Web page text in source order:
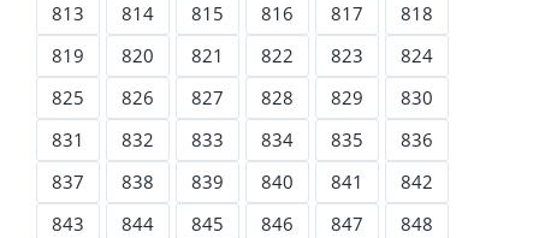
813
814 815 816 817
818
819
820 821 822 823
824
825
826 827 828 829
830
831
832 833 834 835
836
837
838 839 840 841
842
843
844 845 846 847
848